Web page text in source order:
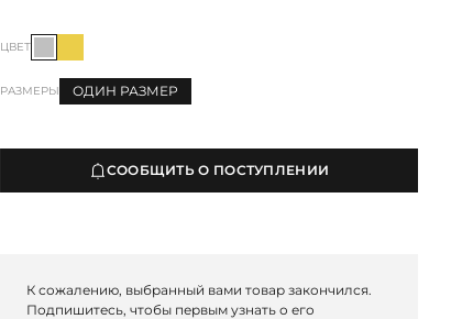
ЦВЕТ
РАЗМЕРЫ ОДИН РАЗМЕР
СООБЩИТЬ О ПОСТУПЛЕНИИ
К сожалению, выбранный вами товар закончился.
Подпишитесь, чтобы первым узнать о его